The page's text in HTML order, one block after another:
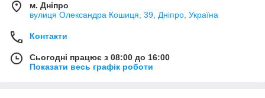
м. Дніпро
вулиця Олександра Кошиця, 39, Дніпро, Україна
Контакти
Сьогодні працює з 08:00 до 16:00
Показати весь графік роботи